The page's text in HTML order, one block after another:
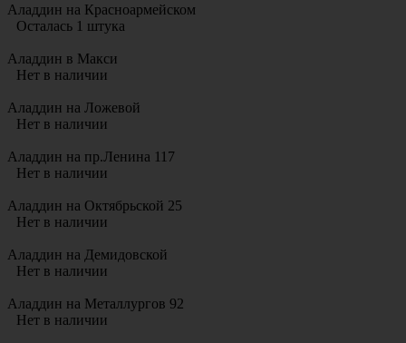
Аладдин на Красноармейском
Осталась 1 штука
Аладдин в Макси
Нет в наличии
Аладдин на Ложевой
Нет в наличии
Аладдин на пр.Ленина 117
Нет в наличии
Аладдин на Октябрьской 25
Нет в наличии
Аладдин на Демидовской
Нет в наличии
Аладдин на Металлургов 92
Нет в наличии